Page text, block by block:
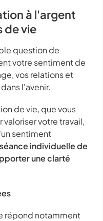
à l'argent
de vie
question de
votre sentiment de
vos relations et
l'avenir.
de vie, que vous
votre travail,
sentiment
individuelle de
une clarté
répond notamment